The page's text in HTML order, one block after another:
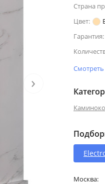
›
Страна
Цвет:
Гарантия:
Смотреть
Москва: